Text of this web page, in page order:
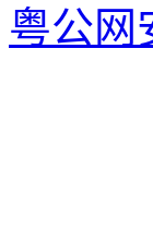
粤公网